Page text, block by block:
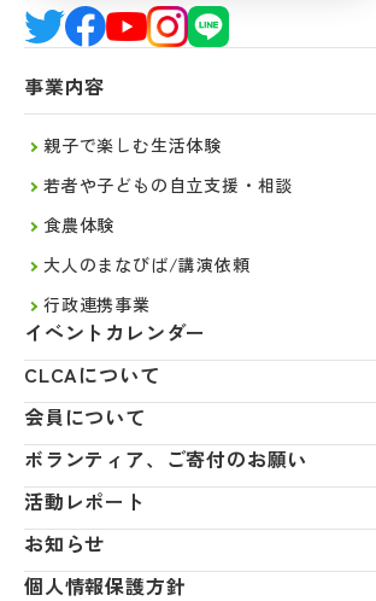
事業内容
親子で楽しむ生活体験
若者や子どもの自立支援・相談
食農体験
大人のまなびば/講演依頼
行政連携事業
イベントカレンダー
CLCAについて
会員について
ボランティア、ご寄付のお願い
活動レポート
お知らせ
個人情報保護方針